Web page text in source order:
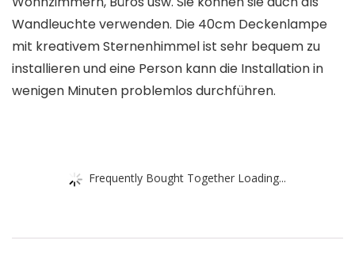
Wandleuchte verwenden. Die 40cm Deckenlampe
mit kreativem Sternenhimmel ist sehr bequem zu
installieren und eine Person kann die Installation in
wenigen Minuten problemlos durchführen.
Frequently Bought Together Loading...